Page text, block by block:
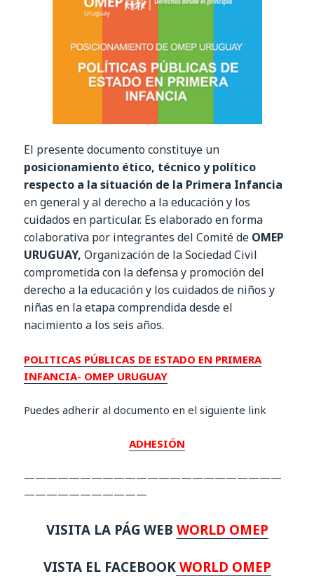
El presente documento constituye un
posicionamiento ético, técnico y político
respecto a la situación de la Primera Infancia
en general y al derecho a la educación y los
cuidados en particular. Es elaborado en forma
colaborativa por integrantes del Comité de OMEP
URUGUAY, Organización de la Sociedad Civil
comprometida con la defensa y promoción del
derecho a la educación y los cuidados de niños y
niñas en la etapa comprendida desde el
nacimiento a los seis años.
POLITICAS PÚBLICAS DE ESTADO EN PRIMERA
INFANCIA- OMEP URUGUAY
Puedes adherir al documento en el siguiente link
ADHESIÓN
———————————————————————
———————————
VISITA LA PÁG WEB WORLD OMEP
VISTA EL FACEBOOKWORLD OMEP